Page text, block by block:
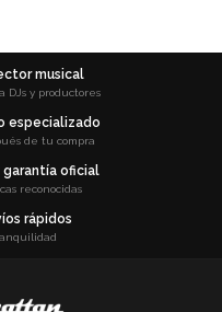
musical
DJs y productores
especializado
de tu compra
garantía oficial
reconocidas
rápidos